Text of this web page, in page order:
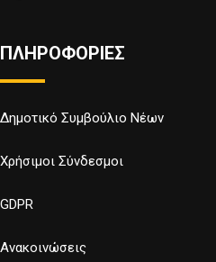
ΠΛΗΡΟΦΟΡΙΕΣ
Δημοτικό Συμβούλιο Νέων
Χρήσιμοι Σύνδεσμοι
GDPR
Ανακοινώσεις